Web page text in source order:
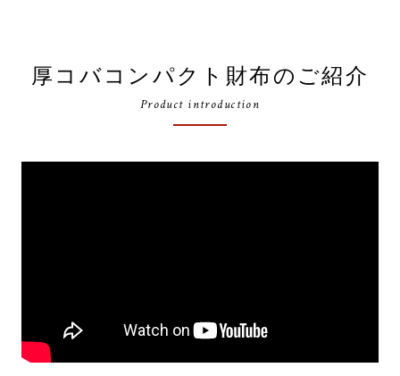
厚コバコンパクト財布のご紹介
Product introduction